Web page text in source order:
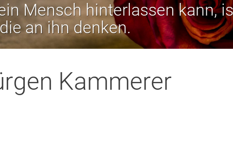
Mensch hinterlassen kann,
an ihn denken.
Kammerer